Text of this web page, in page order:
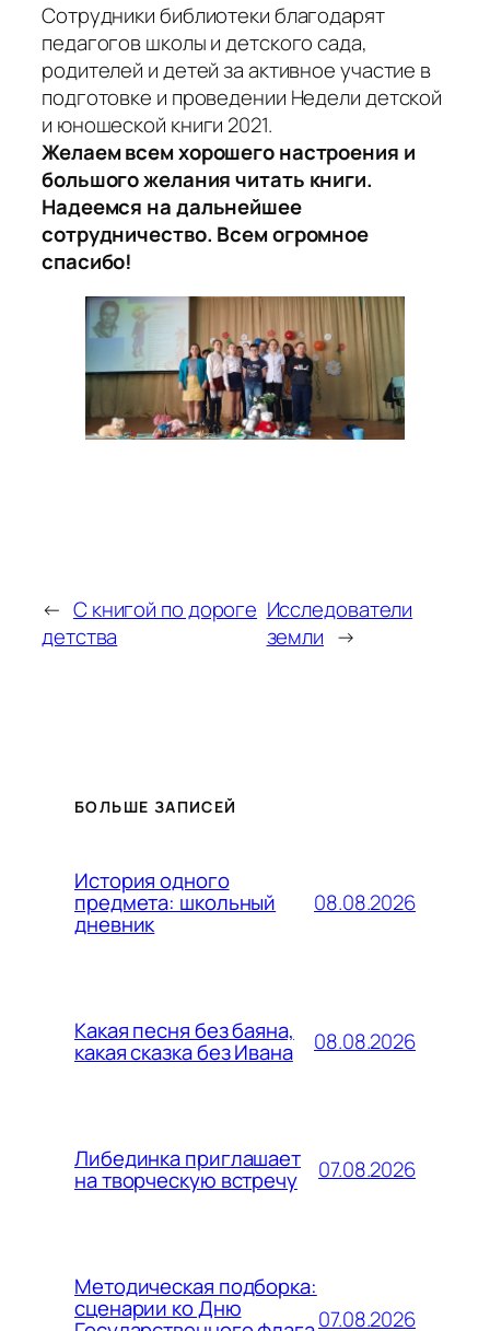
Сотрудники библиотеки благодарят
педагогов школы и детского сада,
родителей и детей за активное участие в
подготовке и проведении Недели детской
и юношеской книги 2021.
Желаем всем хорошего настроения и
большого желания читать книги.
Надеемся на дальнейшее
сотрудничество. Всем огромное
спасибо!
← С книгой по дороге
детства
Исследователи
земли →
БОЛЬШЕ ЗАПИСЕЙ
История одного
предмета: школьный
дневник
08.08.2026
Какая песня без баяна,
какая сказка без Ивана 08.08.2026
Либединка приглашает
на творческую встречу 07.08.2026
Методическая подборка:
сценарии ко Дню 07.08.2026